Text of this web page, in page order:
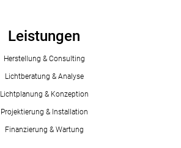
Leistungen
Herstellung & Consulting
Lichtberatung & Analyse
Lichtplanung & Konzeption
Projektierung & Installation
Finanzierung & Wartung